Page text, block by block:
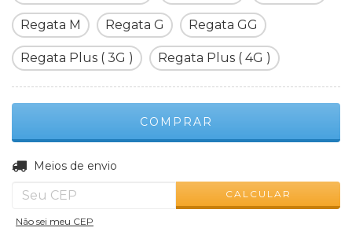
Regata M Regata G Regata GG
Regata Plus ( 3G ) Regata Plus ( 4G )
Entregas para o CEP:
Meios de envio
CALCULAR
Não sei meu CEP